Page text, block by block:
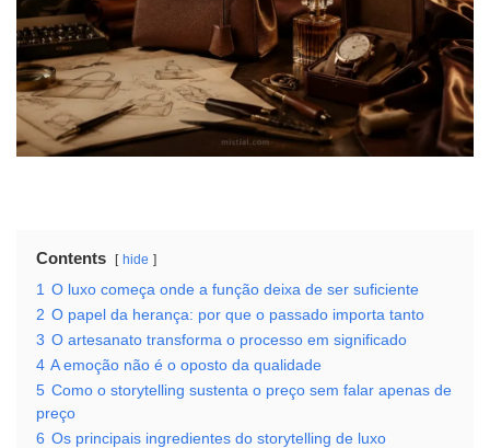
Contents hide
1 O luxo começa onde a função deixa de ser suficiente
2 O papel da herança: por que o passado importa tanto
3 O artesanato transforma o processo em significado
4 A emoção não é o oposto da qualidade
5 Como o storytelling sustenta o preço sem falar apenas de
preço
6 Os principais ingredientes do storytelling de luxo